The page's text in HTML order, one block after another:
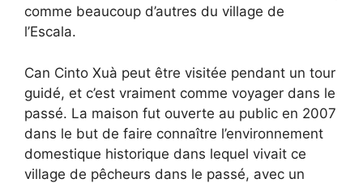
comme beaucoup d’autres du village de
l’Escala.
Can Cinto Xuà peut être visitée pendant un tour
guidé, et c’est vraiment comme voyager dans le
passé. La maison fut ouverte au public en 2007
dans le but de faire connaître l’environnement
domestique historique dans lequel vivait ce
village de pêcheurs dans le passé, avec un